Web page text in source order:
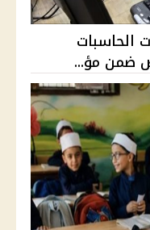
2026.. كليات الحاسبات
ضمن مؤ...